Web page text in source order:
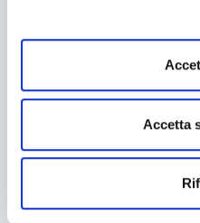
mantenendo le impostazioni
attivi).
Accetta